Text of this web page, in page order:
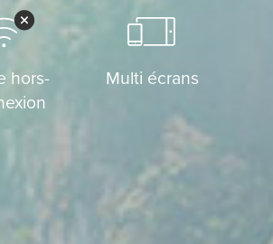
hors-
Multi écrans